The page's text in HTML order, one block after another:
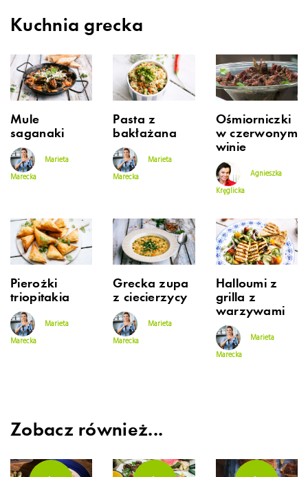
Kuchnia grecka
Mule
saganaki
Marieta
Marecka
Pasta z
bakłażana
Marieta
Marecka
Ośmiorniczki
w czerwonym
winie
Agnieszka
Kręglicka
Pierożki
triopitakia
Marieta
Marecka
Grecka zupa
z ciecierzycy
Marieta
Marecka
Halloumi z
grilla z
warzywami
Marieta
Marecka
Zobacz również...